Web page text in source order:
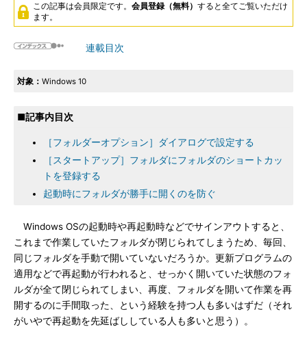
この記事は会員限定です。 会員登録（無料） すると全てご覧いただけ
ます。
連載目次
対象： Windows 10
■記事内目次
［フォルダーオプション］ダイアログで設定する
［スタートアップ］フォルダにフォルダのショートカッ
トを登録する
起動時にフォルダが勝手に開くのを防ぐ
Windows OSの起動時や再起動時などでサインアウトすると、
これまで作業していたフォルダが閉じられてしまうため、毎回、
同じフォルダを手動で開いていないだろうか。更新プログラムの
適用などで再起動が行われると、せっかく開いていた状態のフォ
ルダが全て閉じられてしまい、再度、フォルダを開いて作業を再
開するのに手間取った、という経験を持つ人も多いはずだ（それ
がいやで再起動を先延ばししている人も多いと思う）。